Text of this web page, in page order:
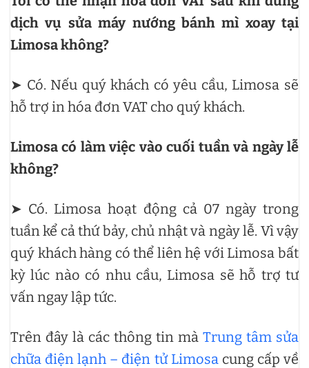
dịch vụ sửa máy nướng bánh mì xoay tại
Limosa không?
➤ Có. Nếu quý khách có yêu cầu, Limosa sẽ
hỗ trợ in hóa đơn VAT cho quý khách.
Limosa có làm việc vào cuối tuần và ngày lễ
không?
➤ Có. Limosa hoạt động cả 07 ngày trong
tuần kể cả thứ bảy, chủ nhật và ngày lễ. Vì vậy
quý khách hàng có thể liên hệ với Limosa bất
kỳ lúc nào có nhu cầu, Limosa sẽ hỗ trợ tư
vấn ngay lập tức.
Trên đây là các thông tin mà Trung tâm sửa
chữa điện lạnh – điện tử Limosacung cấp về